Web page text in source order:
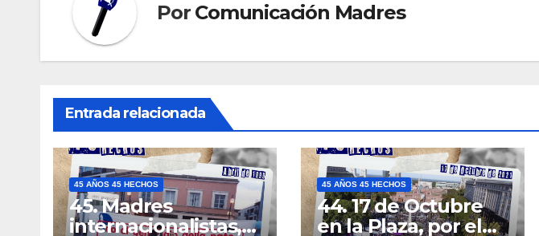
Por Comunicación Madres
Entrada relacionada
45 AÑOS 45 HECHOS
45. Madres
internacionalistas,
45 AÑOS 45 HECHOS
44. 17 de Octubre
en la Plaza, por el